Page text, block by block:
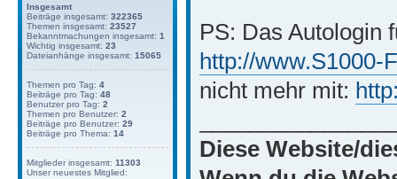
Insgesamt
Beiträge insgesamt: 322365
Themen insgesamt: 23527
Bekanntmachungen insgesamt: 1
Wichtig insgesamt: 23
Dateianhänge insgesamt: 15065
Themen pro Tag: 4
Beiträge pro Tag: 48
Benutzer pro Tag: 2
Themen pro Benutzer: 2
Beiträge pro Benutzer: 29
Beiträge pro Thema: 14
Mitglieder insgesamt: 11303
Unser neuestes Mitglied:
PS: Das Autologin
http://www.S1000-
nicht mehr mit:
Diese Website/